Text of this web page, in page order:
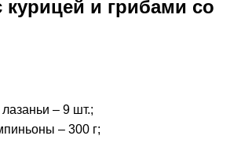
курицей и грибами со
– 9 шт.;
– 300 г;